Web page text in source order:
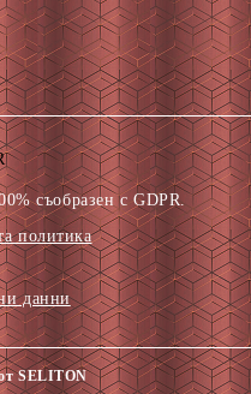
съобразен с GDPR.
политика
данни
SELITON